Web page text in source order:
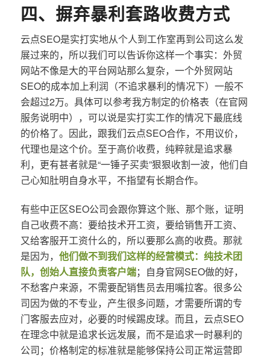
四、摒弃暴利套路收费方式
云点SEO是实打实地从个人到工作室再到公司这么发
展过来的，所以我们可以告诉你这样一个事实：外贸
网站不像是大的平台网站那么复杂，一个外贸网站
SEO的成本加上利润（不追求暴利的情况下）一般不
会超过2万。具体可以参考我方制定的价格表（在官网
服务说明中），可以说是实打实工作的情况下最底线
的价格了。因此，跟我们云点SEO合作，不用议价，
代理也是这个价。至于高价收费，纯粹就是追求暴
利，更有甚者就是“一锤子买卖”狠狠收割一波，他们自
己心知肚明自身水平，不指望有长期合作。
有些中正区SEO公司会跟你算这个账、那个账，证明
自己收费不高：要给技术开工资，要给销售开工资、
又给客服开工资什么的，所以要那么高的收费。那就
是因为， 他们做不到我们这样的经营模式：纯技术团
队，创始人直接负责客户端；自身官网SEO做的好，
不愁客户来源，不需要配销售员去用嘴拉客。很多公
司因为做的不专业，产生很多问题，才需要所谓的专
门客服去应对，必要的时候踢皮球。而且，云点SEO
在理念中就是追求长远发展，而不是追求一时暴利的
公司；价格制定的标准就是能够保持公司正常运营即